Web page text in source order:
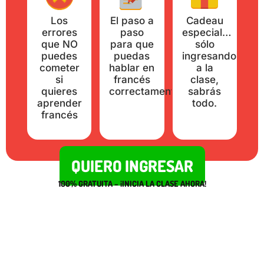
Los
errores
que NO
puedes
cometer
si
quieres
aprender
francés
El paso a
paso
para que
puedas
hablar en
francés
correctamente
Cadeau
especial…
sólo
ingresando
a la
clase,
sabrás
todo.
QUIERO INGRESAR
100% GRATUITA – ¡INICIA LA CLASE AHORA!